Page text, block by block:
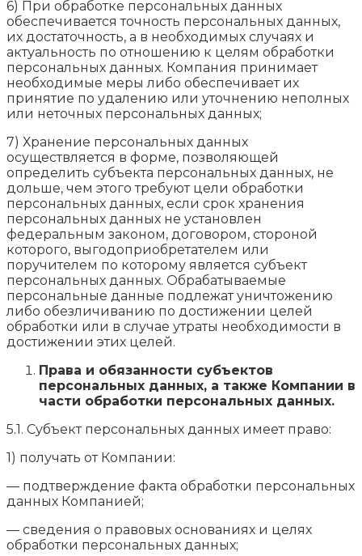
6) При обработке персональных данных
обеспечивается точность персональных данных,
их достаточность, а в необходимых случаях и
актуальность по отношению к целям обработки
персональных данных. Компания принимает
необходимые меры либо обеспечивает их
принятие по удалению или уточнению неполных
или неточных персональных данных;
7) Хранение персональных данных
осуществляется в форме, позволяющей
определить субъекта персональных данных, не
дольше, чем этого требуют цели обработки
персональных данных, если срок хранения
персональных данных не установлен
федеральным законом, договором, стороной
которого, выгодоприобретателем или
поручителем по которому является субъект
персональных данных. Обрабатываемые
персональные данные подлежат уничтожению
либо обезличиванию по достижении целей
обработки или в случае утраты необходимости в
достижении этих целей.
Права и обязанности субъектов
персональных данных, а также Компании в
части обработки персональных данных.
5.1. Субъект персональных данных имеет право:
1) получать от Компании:
— подтверждение факта обработки персональных
данных Компанией;
— сведения о правовых основаниях и целях
обработки персональных данных;